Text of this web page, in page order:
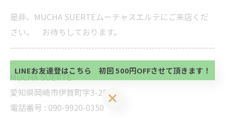
是非、MUCHA SUERTEムーチャスエルテにご来店くだ
さい。 お待ちしております。
--------------------------------------------------------------------
--
MUCHA SUERTE
愛知県岡崎市伊賀町字3-25
電話番号 : 090-9920-0350
当サロンの公式LINE@にお友達登録頂いたお客様は
初回 500円OFFさせて頂きます。 既に 追加済の
方、不必要な方 お手数ですが、✖印でお閉じ下さ
い。
LINEお友達登はこちら 初回 500円OFFさせて頂きます！
当サロンの公式LINE@にお友達登録頂いたお客様は
初回 500円OFFさせて頂きます。 既に 追加済の
LINEお友達登はこちら 初回 500円OFFさせて頂きます！